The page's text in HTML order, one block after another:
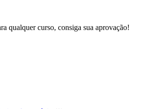
qualquer curso, consiga sua aprovação!